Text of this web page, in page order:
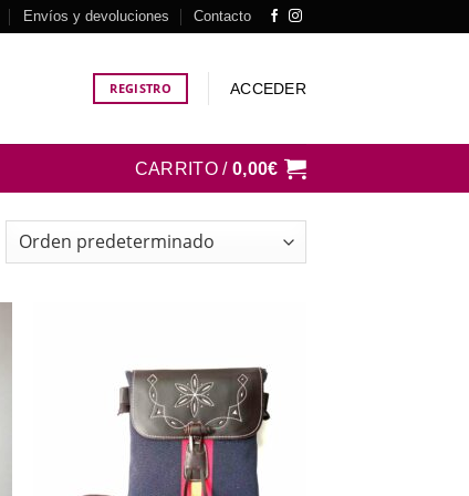
Envíos y devoluciones Contacto
REGISTRO ACCEDER
CARRITO /0,00€